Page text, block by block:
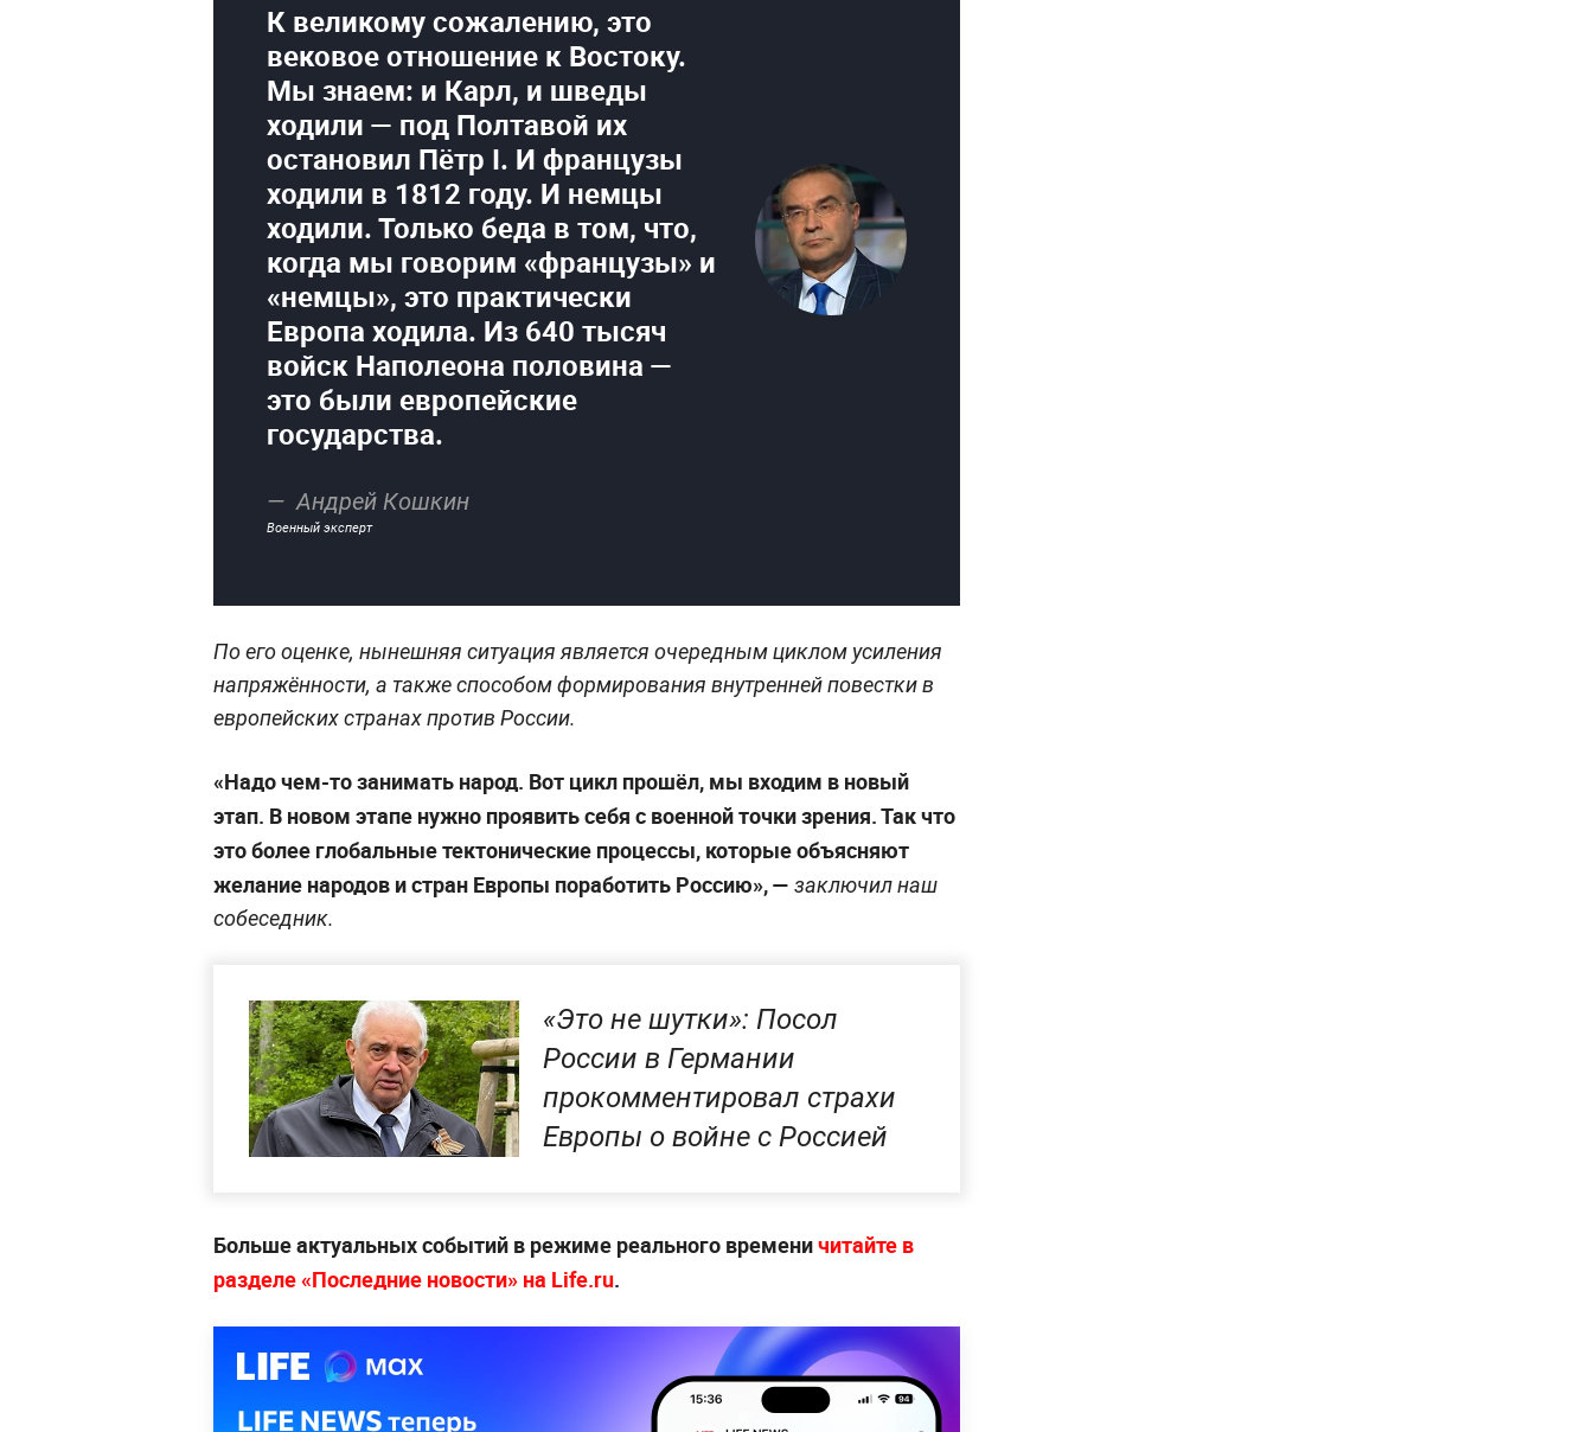
К великому сожалению, это
вековое отношение к Востоку.
Мы знаем: и Карл, и шведы
ходили — под Полтавой их
остановил Пётр I. И французы
ходили в 1812 году. И немцы
ходили. Только беда в том, что,
когда мы говорим «французы» и
«немцы», это практически
Европа ходила. Из 640 тысяч
войск Наполеона половина —
это были европейские
государства.
Андрей Кошкин
Военный эксперт
По его оценке, нынешняя ситуация является очередным циклом усиления
напряжённости, а также способом формирования внутренней повестки в
европейских странах против России.
«Надо чем-то занимать народ. Вот цикл прошёл, мы входим в новый
этап. В новом этапе нужно проявить себя с военной точки зрения. Так что
это более глобальные тектонические процессы, которые объясняют
желание народов и стран Европы поработить Россию», — заключил наш
собеседник.
«Это не шутки»: Посол
России в Германии
прокомментировал страхи
Европы о войне с Россией
Больше актуальных событий в режиме реального временичитайте в
разделе «Последние новости» на Life.ru.